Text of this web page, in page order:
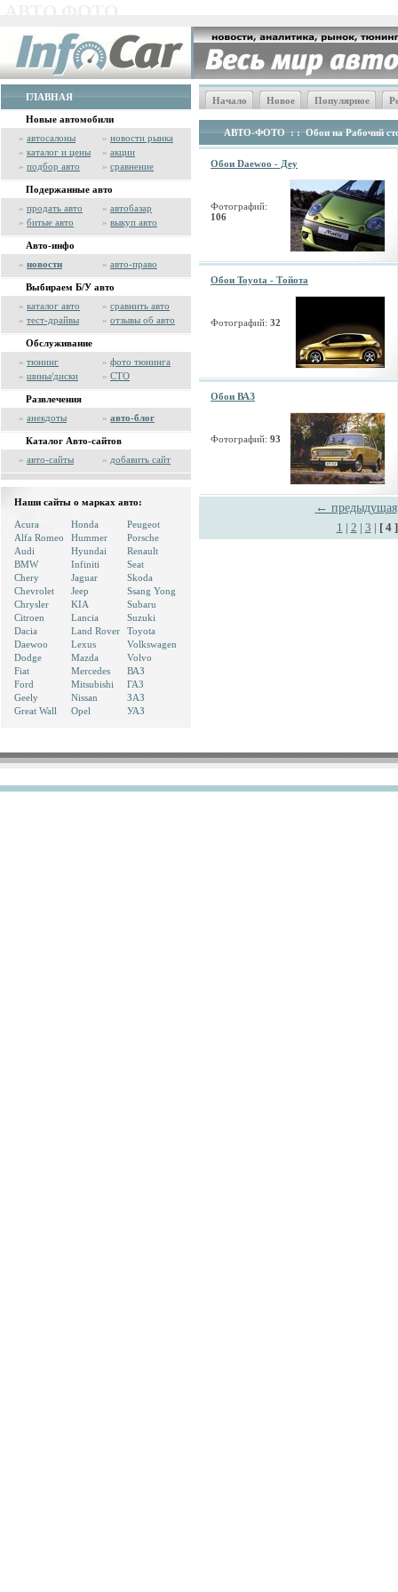
ГЛАВНАЯ
Новые автомобили
» автосалоны » новости рынка
» каталог и цены » акции
» подбор авто » сравнение
Подержанные авто
» продать авто » автобазар
» битые авто » выкуп авто
Авто-инфо
» новости » авто-право
Выбираем Б/У авто
» каталог авто » сравнить авто
» тест-драйвы » отзывы об авто
Обслуживание
» тюнинг » фото тюнинга
» шины/диски » СТО
Развлечения
» анекдоты » авто-блог
Каталог Авто-сайтов
» авто-сайты » добавить сайт
Наши сайты о марках авто:
Acura
Alfa Romeo
Audi
BMW
Chery
Chevrolet
Chrysler
Citroen
Dacia
Daewoo
Dodge
Fiat
Ford
Geely
Great Wall
Honda
Hummer
Hyundai
Infiniti
Jaguar
Jeep
KIA
Lancia
Land Rover
Lexus
Mazda
Mercedes
Mitsubishi
Nissan
Opel
Peugeot
Porsche
Renault
Seat
Skoda
Ssang Yong
Subaru
Suzuki
Toyota
Volkswagen
Volvo
ВАЗ
ГАЗ
ЗАЗ
УАЗ
Начало Новое Популярное
АВТО-ФОТО : : Обои на Рабочий
Обои Daewoo - Деу
Фотографий:
106
Обои Toyota - Тойота
Фотографий: 32
Обои ВАЗ
Фотографий: 93
← предыдущая
1 | 2 | 3 | [ 4 ]